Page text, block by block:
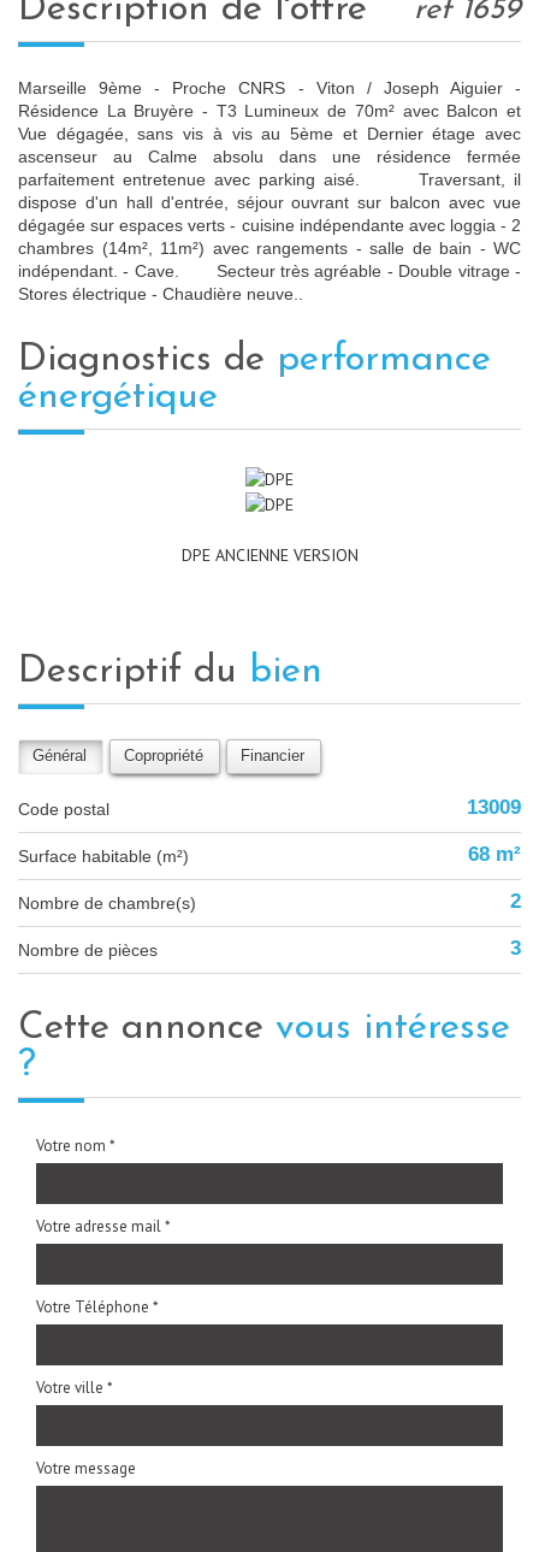
description de l'offre ref 1659
Marseille 9ème - Proche CNRS - Viton / Joseph Aiguier -
Résidence La Bruyère - T3 Lumineux de 70m² avec Balcon et
Vue dégagée, sans vis à vis au 5ème et Dernier étage avec
ascenseur au Calme absolu dans une résidence fermée
parfaitement entretenue avec parking aisé. Traversant, il
dispose d'un hall d'entrée, séjour ouvrant sur balcon avec vue
dégagée sur espaces verts - cuisine indépendante avec loggia - 2
chambres (14m², 11m²) avec rangements - salle de bain - WC
indépendant. - Cave. Secteur très agréable - Double vitrage -
Stores électrique - Chaudière neuve..
diagnostics de performance
énergétique
DPE ANCIENNE VERSION
descriptif du bien
Général Copropriété Financier
Code postal 13009
Surface habitable (m²) 68 m²
Nombre de chambre(s) 2
Nombre de pièces 3
cette annonce vous intéresse
?
Votre nom *
Votre adresse mail *
Votre Téléphone *
Votre ville *
Votre message